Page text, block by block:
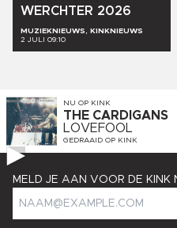
WERCHTER 2026
MUZIEKNIEUWS, KINKNIEUWS
2 JULI 09:10
NU OP KINK
THE CARDIGANS
LOVEFOOL
GEDRAAID OP KINK
MELD JE AAN VOOR DE KINK